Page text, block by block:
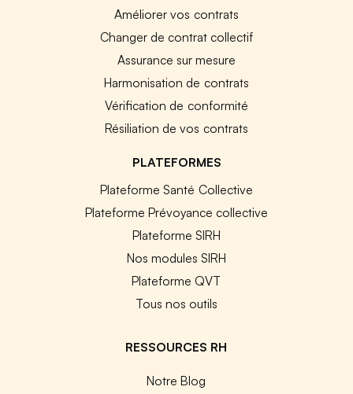
Améliorer vos contrats
Changer de contrat collectif
Assurance sur mesure
Harmonisation de contrats
Vérification de conformité
Résiliation de vos contrats
PLATEFORMES
Plateforme Santé Collective
Plateforme Prévoyance collective
Plateforme SIRH
Nos modules SIRH
Plateforme QVT
Tous nos outils
RESSOURCES RH
Notre Blog